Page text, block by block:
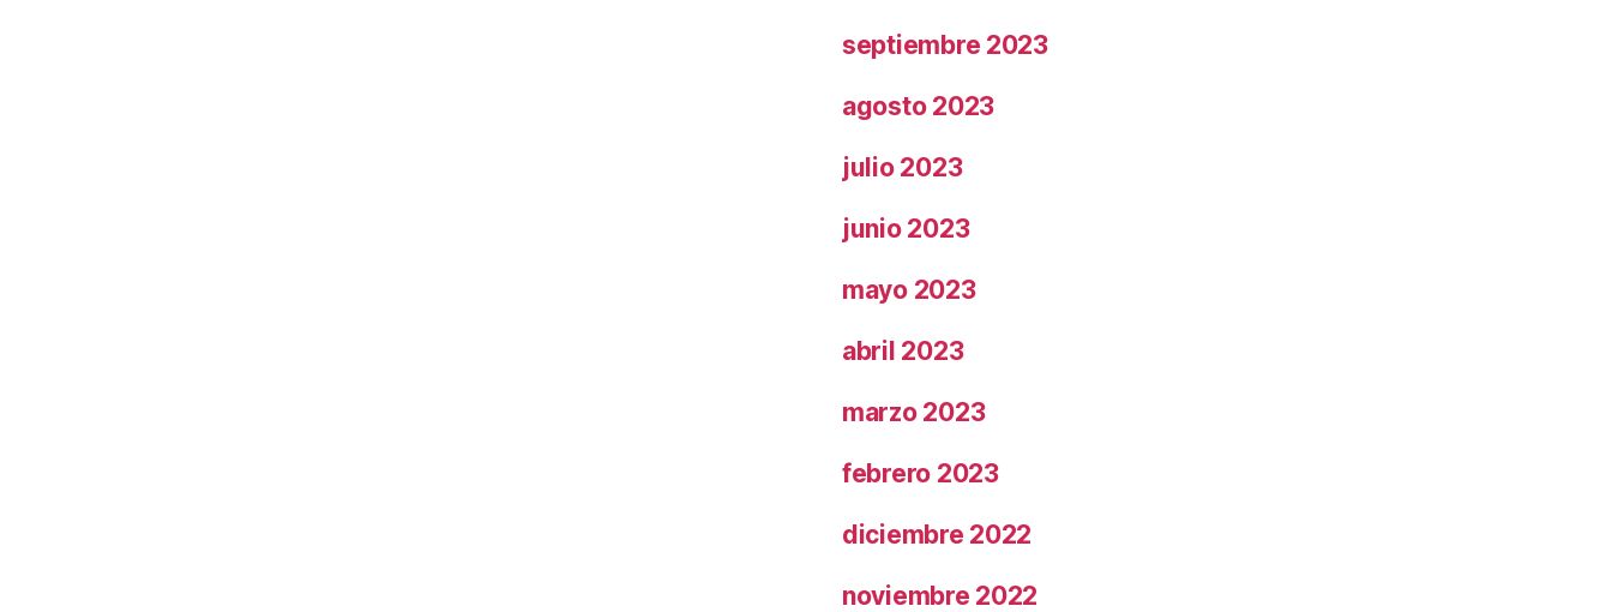
septiembre 2023
agosto 2023
julio 2023
junio 2023
mayo 2023
abril 2023
marzo 2023
febrero 2023
diciembre 2022
noviembre 2022